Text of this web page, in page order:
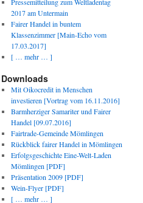
2017 am Untermain
Fairer Handel in buntem
Klassenzimmer [Main-Echo vom
17.03.2017]
[ … mehr … ]
Downloads
Mit Oikocredit in Menschen
investieren [Vortrag vom 16.11.2016]
Barmherziger Samariter und Fairer
Handel [09.07.2016]
Fairtrade-Gemeinde Mömlingen
Rückblick fairer Handel in Mömlingen
Erfolgsgeschichte Eine-Welt-Laden
Mömlingen [PDF]
Präsentation 2009 [PDF]
Wein-Flyer [PDF]
[ … mehr … ]